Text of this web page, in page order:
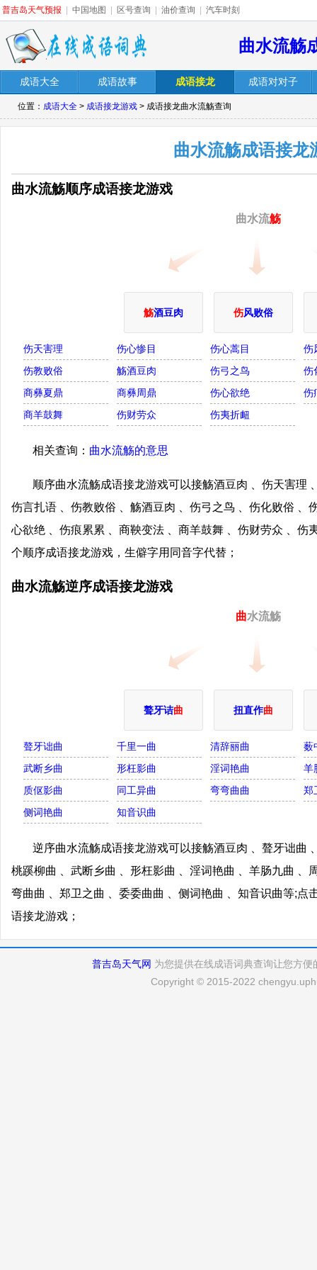
普吉岛天气预报 中国地图 区号查询 油价查询 汽车时刻
曲水流觞
成语大全 成语故事 成语接龙 成语对对子
位置： 成语大全 > 成语接龙游戏 > 成语接龙曲水流觞查询
曲水流觞成语接龙
曲水流觞顺序成语接龙游戏
曲水流觞
觞酒豆肉 伤风败俗
伤天害理 伤心惨目 伤心蒿目
伤
伤教败俗
觞酒豆肉 伤弓之鸟
伤
商彝夏鼎
商彝周鼎 伤心欲绝
伤
商羊鼓舞
伤财劳众 伤夷折衄
相关查询： 曲水流觞的意思
顺序曲水流觞成语接龙游戏可以接觞酒豆肉 、伤天害理
伤言扎语 、伤教败俗 、觞酒豆肉 、伤弓之鸟 、伤化败俗 、
心欲绝 、伤痕累累 、商鞅变法 、商羊鼓舞 、伤财劳众 、伤
个顺序成语接龙游戏，生僻字用同音字代替；
曲水流觞逆序成语接龙游戏
曲水流觞
聱牙诘曲 扭直作曲
聱牙诎曲 千里一曲 清辞丽曲
薮
武断乡曲
形枉影曲 淫词艳曲
羊
质伛影曲
同工异曲 弯弯曲曲
郑
侧词艳曲
知音识曲
逆序曲水流觞成语接龙游戏可以接觞酒豆肉 、聱牙诎曲
桃蹊柳曲 、武断乡曲 、形枉影曲 、淫词艳曲 、羊肠九曲 、
弯曲曲 、郑卫之曲 、委委曲曲 、侧词艳曲 、知音识曲等;点
语接龙游戏；
普吉岛天气网 为您提供在线成语词典查询让您方
Copyright © 2015-2022